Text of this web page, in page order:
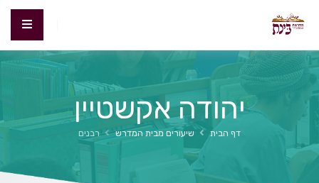
יהודה אקשטיין
דף הבית שיעורים מבית המדרש רבנים